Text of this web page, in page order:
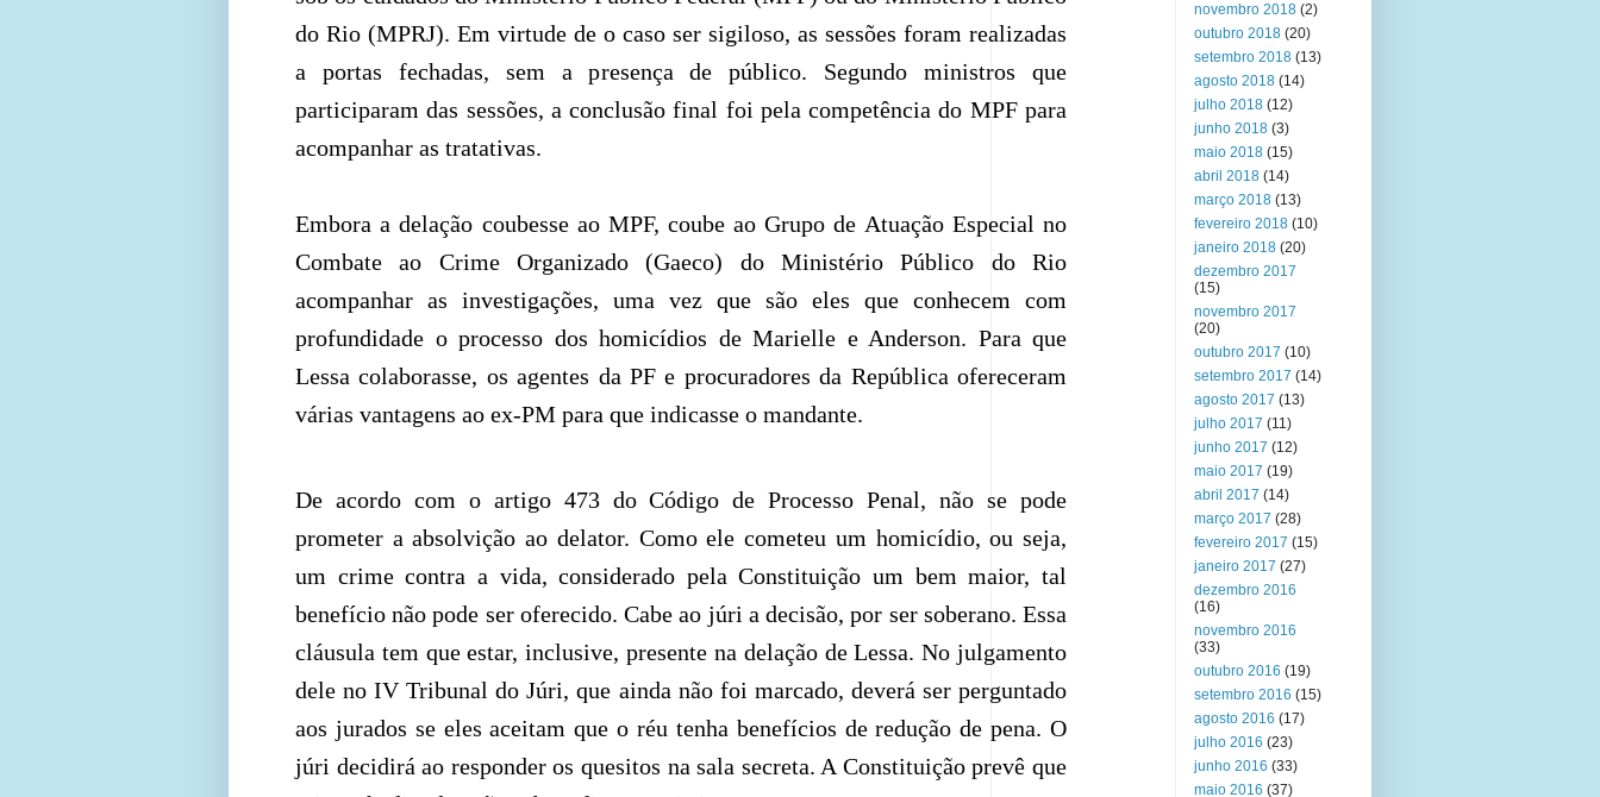
do Rio (MPRJ). Em virtude de o caso ser sigiloso, as sessões foram realizadas
a portas fechadas, sem a presença de público. Segundo ministros que
participaram das sessões, a conclusão final foi pela competência do MPF para
acompanhar as tratativas.
Embora a delação coubesse ao MPF, coube ao Grupo de Atuação Especial no
Combate ao Crime Organizado (Gaeco) do Ministério Público do Rio
acompanhar as investigações, uma vez que são eles que conhecem com
profundidade o processo dos homicídios de Marielle e Anderson. Para que
Lessa colaborasse, os agentes da PF e procuradores da República ofereceram
várias vantagens ao ex-PM para que indicasse o mandante.
De acordo com o artigo 473 do Código de Processo Penal, não se pode
prometer a absolvição ao delator. Como ele cometeu um homicídio, ou seja,
um crime contra a vida, considerado pela Constituição um bem maior, tal
benefício não pode ser oferecido. Cabe ao júri a decisão, por ser soberano. Essa
cláusula tem que estar, inclusive, presente na delação de Lessa. No julgamento
dele no IV Tribunal do Júri, que ainda não foi marcado, deverá ser perguntado
aos jurados se eles aceitam que o réu tenha benefícios de redução de pena. O
júri decidirá ao responder os quesitos na sala secreta. A Constituição prevê que
novembro 2018 (2)
outubro 2018 (20)
setembro 2018 (13)
agosto 2018 (14)
julho 2018 (12)
junho 2018 (3)
maio 2018 (15)
abril 2018 (14)
março 2018 (13)
fevereiro 2018 (10)
janeiro 2018 (20)
dezembro 2017
(15)
novembro 2017
(20)
outubro 2017 (10)
setembro 2017 (14)
agosto 2017 (13)
julho 2017 (11)
junho 2017 (12)
maio 2017 (19)
abril 2017 (14)
março 2017 (28)
fevereiro 2017 (15)
janeiro 2017 (27)
dezembro 2016
(16)
novembro 2016
(33)
outubro 2016 (19)
setembro 2016 (15)
agosto 2016 (17)
julho 2016 (23)
junho 2016 (33)
maio 2016 (37)